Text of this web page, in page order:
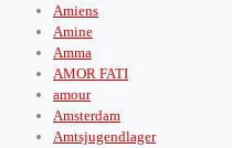
Amiens
Amine
Amma
AMOR FATI
amour
Amsterdam
Amtsjugendlager